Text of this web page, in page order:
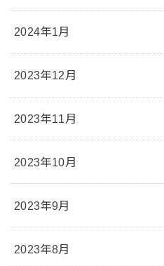
2024年1月
2023年12月
2023年11月
2023年10月
2023年9月
2023年8月